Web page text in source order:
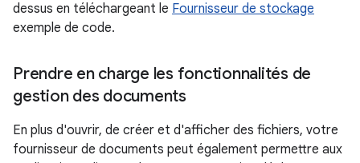
dessus en téléchargeant le Fournisseur de stockage
exemple de code.
Prendre en charge les fonctionnalités de
gestion des documents
En plus d'ouvrir, de créer et d'afficher des fichiers, votre
fournisseur de documents peut également permettre aux